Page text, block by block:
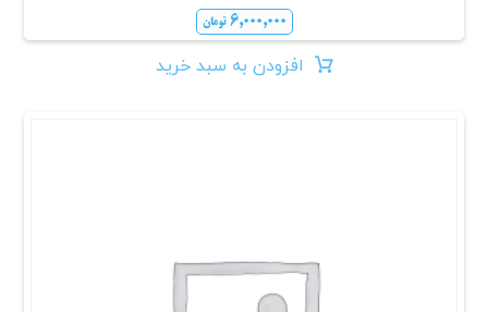
۶,۰۰۰,۰۰۰ تومان
افزودن به سبد خرید